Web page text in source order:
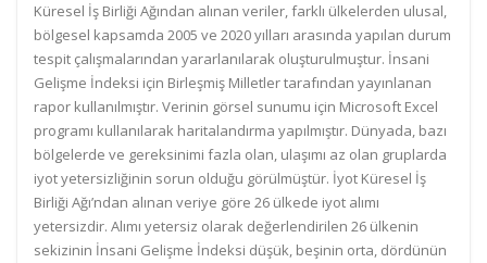
Küresel İş Birliği Ağından alınan veriler, farklı ülkelerden ulusal,
bölgesel kapsamda 2005 ve 2020 yılları arasında yapılan durum
tespit çalışmalarından yararlanılarak oluşturulmuştur. İnsani
Gelişme İndeksi için Birleşmiş Milletler tarafından yayınlanan
rapor kullanılmıştır. Verinin görsel sunumu için Microsoft Excel
programı kullanılarak haritalandırma yapılmıştır. Dünyada, bazı
bölgelerde ve gereksinimi fazla olan, ulaşımı az olan gruplarda
iyot yetersizliğinin sorun olduğu görülmüştür. İyot Küresel İş
Birliği Ağı’ndan alınan veriye göre 26 ülkede iyot alımı
yetersizdir. Alımı yetersiz olarak değerlendirilen 26 ülkenin
sekizinin İnsani Gelişme İndeksi düşük, beşinin orta, dördünün